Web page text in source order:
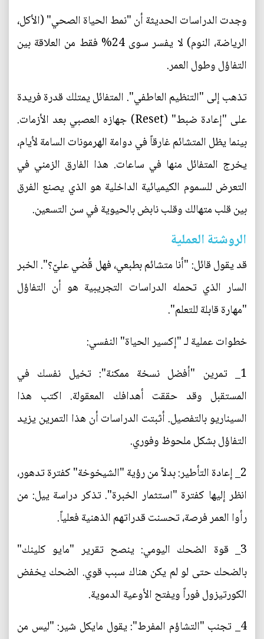
وجدت الدراسات الحديثة أن "نمط الحياة الصحي" (الأكل،
الرياضة، النوم) لا يفسر سوى 24% فقط من العلاقة بين
التفاؤل وطول العمر.
تذهب إلى "التنظيم العاطفي". المتفائل يمتلك قدرة فريدة
على "إعادة ضبط" (Reset) جهازه العصبي بعد الأزمات.
بينما يظل المتشائم غارقاً في دوامة الهرمونات السامة لأيام،
يخرج المتفائل منها في ساعات. هذا الفارق الزمني في
التعرض للسموم الكيميائية الداخلية هو الذي يصنع الفرق
بين قلب متهالك وقلب نابض بالحيوية في سن التسعين.
الروشتة العملية
قد يقول قائل: "أنا متشائم بطبعي، فهل قُضي عليّ؟". الخبر
السار الذي تحمله الدراسات التجريبية هو أن التفاؤل
"مهارة قابلة للتعلم".
خطوات عملية لـ "إكسير الحياة" النفسي:
1_ تمرين "أفضل نسخة ممكنة": تخيل نفسك في
المستقبل وقد حققت أهدافك المعقولة. اكتب هذا
السيناريو بالتفصيل. أثبتت الدراسات أن هذا التمرين يزيد
التفاؤل بشكل ملحوظ وفوري.
2_ إعادة التأطير: بدلاً من رؤية "الشيخوخة" كفترة تدهور،
انظر إليها كفترة "استثمار الخبرة". تذكر دراسة ييل: من
رأوا العمر فرصة، تحسنت قدراتهم الذهنية فعلياً.
3_ قوة الضحك اليومي: ينصح تقرير "مايو كلينك"
بالضحك حتى لو لم يكن هناك سبب قوي. الضحك يخفض
الكورتيزول فوراً ويفتح الأوعية الدموية.
4_ تجنب "التشاؤم المفرط": يقول مايكل شير: "ليس من